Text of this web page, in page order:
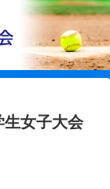
生女子大会